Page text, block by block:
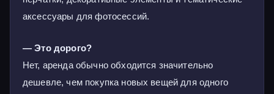
аксессуары для фотосессий.
— Это дорого?
Нет, аренда обычно обходится значительно
дешевле, чем покупка новых вещей для одного